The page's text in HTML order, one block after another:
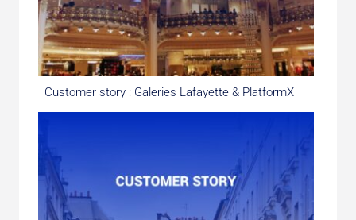
Customer story : Galeries Lafayette & PlatformX